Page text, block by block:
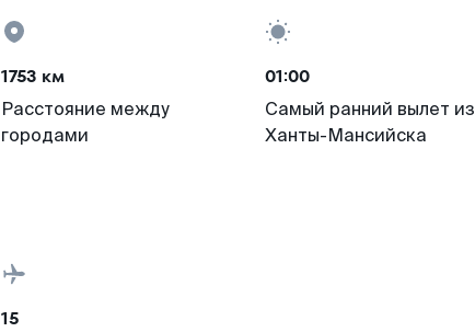
1753 км
Расстояние между
городами
01:00
Самый ранний вылет из
Ханты-Мансийска
15